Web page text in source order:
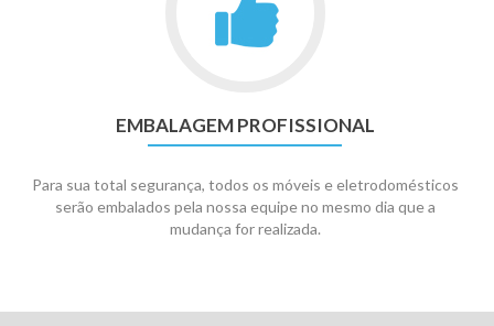
EMBALAGEM PROFISSIONAL
Para sua total segurança, todos os móveis e eletrodomésticos
serão embalados pela nossa equipe no mesmo dia que a
mudança for realizada.